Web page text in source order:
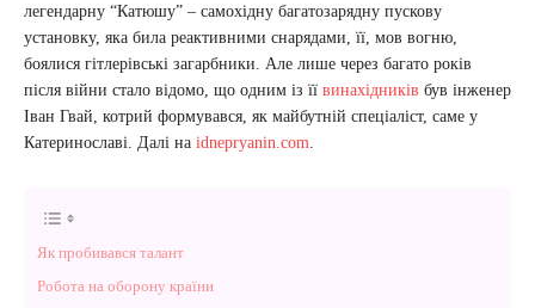
легендарну “Катюшу” – самохідну багатозарядну пускову
установку, яка била реактивними снарядами, її, мов вогню,
боялися гітлерівські загарбники. Але лише через багато років
після війни стало відомо, що одним із її винахідників був інженер
Іван Гвай, котрий формувався, як майбутній спеціаліст, саме у
Катеринославі. Далі на idnepryanin.com
Як пробивався талант
Робота на оборону країни